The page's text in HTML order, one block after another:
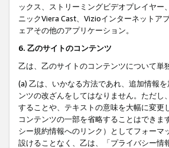
ックス、ストリーミングビデオプレイヤ
ニックViera Cast、Vizioインターネットア
ェアその他のアプリケーション。
6. 乙のサイトのコンテンツ
乙は、乙のサイトのコンテンツについて
(a) 乙は、いかなる方法であれ、追加情報
ンツの改ざんをしてはなりません。ただ
することや、テキストの意味を大幅に変
コンテンツの一部を省略することはでき
シー規約情報へのリンク）としてフォー
設けることなく、乙は、「プライバシー